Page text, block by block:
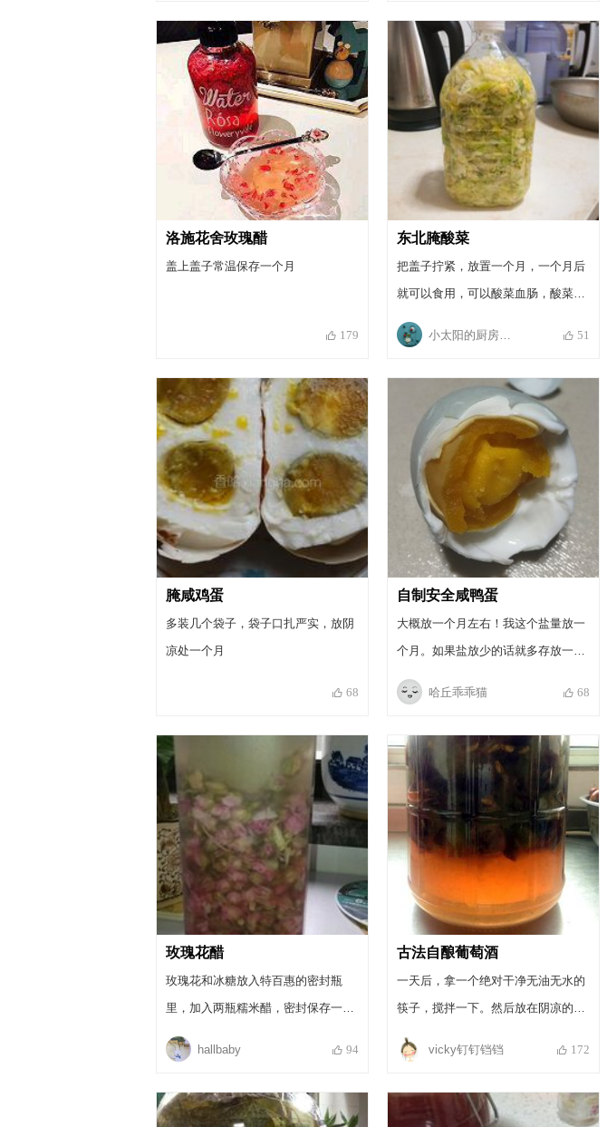
洛施花舍玫瑰醋
盖上盖子常温保存一个月
179
东北腌酸菜
把盖子拧紧，放置一个月，一个月后
就可以食用，可以酸菜血肠，酸菜五
花肉，酸菜牛羊肉都很好吃的哦！
小太阳的厨房时光☀️
51
腌咸鸡蛋
多装几个袋子，袋子口扎严实，放阴
凉处一个月
68
自制安全咸鸭蛋
大概放一个月左右！我这个盐量放一
个月。如果盐放少的话就多存放一段
时间。
哈丘乖乖猫
68
玫瑰花醋
玫瑰花和冰糖放入特百惠的密封瓶
里，加入两瓶糯米醋，密封保存一个
月，就可以了。
hallbaby
94
古法自酿葡萄酒
一天后，拿一个绝对干净无油无水的
筷子，搅拌一下。然后放在阴凉的地
方，自发酵一个月，
vicky钉钉铛铛
172